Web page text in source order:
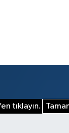
tıklayın.